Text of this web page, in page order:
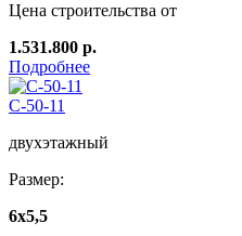
Цена строительства от
1.531.800 р.
Подробнее
C-50-11
двухэтажный
Размер:
6х5,5